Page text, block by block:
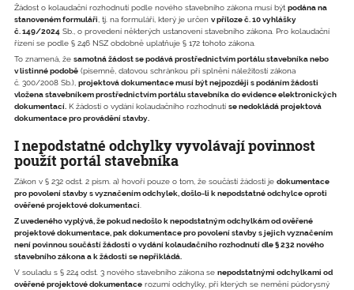
Žádost o kolaudační rozhodnutí podle nového stavebního zákona musí být podána na
stanoveném formuláři, tj. na formuláři, který je určen v příloze č. 10 vyhlášky
č. 149/2024 Sb., o provedení některých ustanovení stavebního zákona. Pro kolaudační
řízení se podle § 246 NSZ obdobně uplatňuje § 172 tohoto zákona.
To znamená, že samotná žádost se podává prostřednictvím portálu stavebníka nebo
v listinné podobě (písemně, datovou schránkou při splnění náležitostí zákona
č. 300/2008 Sb.), projektová dokumentace musí být nejpozději s podáním žádosti
vložena stavebníkem prostřednictvím portálu stavebníka do evidence elektronických
dokumentací. K žádosti o vydání kolaudačního rozhodnutí se nedokládá projektová
dokumentace pro provádění stavby.
I nepodstatné odchylky vyvolávají povinnost
použít portál stavebníka
Zákon v § 232 odst. 2 písm. a) hovoří pouze o tom, že součástí žádosti je dokumentace
pro povolení stavby s vyznačením odchylek, došlo-li k nepodstatné odchylce oproti
ověřené projektové dokumentaci
Z uvedeného vyplývá, že pokud nedošlo k nepodstatným odchylkám od ověřené
projektové dokumentace, pak dokumentace pro povolení stavby s jejich vyznačením
není povinnou součástí žádosti o vydání kolaudačního rozhodnutí dle § 232 nového
stavebního zákona a k žádosti se nepřikládá.
V souladu s § 224 odst. 3 nového stavebního zákona se nepodstatnými odchylkami od
ověřené projektové dokumentace rozumí odchylky, při kterých se nemění půdorysný